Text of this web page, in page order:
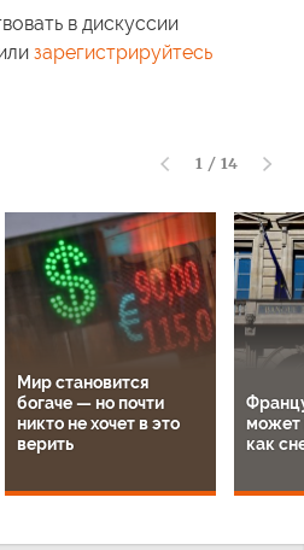
в дискуссии
зарегистрируйтесь
1 / 14
Мир становится
богаче — но почти
никто не хочет в это
верить
может
как